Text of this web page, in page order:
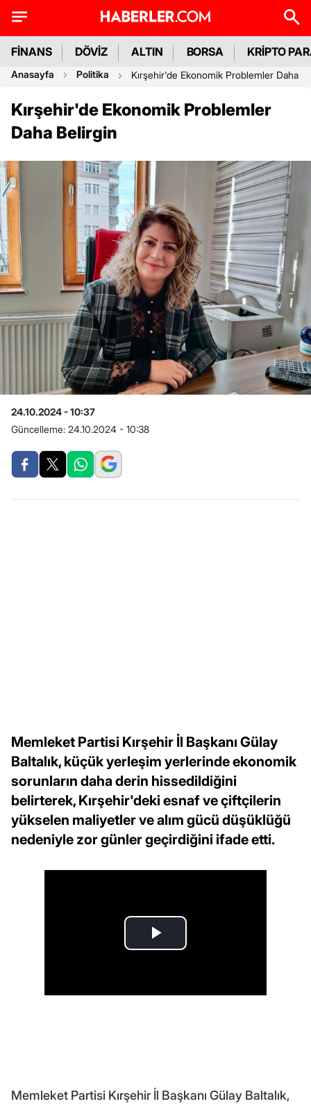
FİNANS DÖVİZ ALTIN BORSA KRİPTO
Anasayfa Politika Kırşehir'de Ekonomik Problemler Daha
Kırşehir'de Ekonomik Problemler
Daha Belirgin
24.10.2024 - 10:37
Güncelleme: 24.10.2024 - 10:38
Memleket Partisi Kırşehir İl Başkanı Gülay
Baltalık, küçük yerleşim yerlerinde ekonomik
sorunların daha derin hissedildiğini
belirterek, Kırşehir'deki esnaf ve çiftçilerin
yükselen maliyetler ve alım gücü düşüklüğü
nedeniyle zor günler geçirdiğini ifade etti.
Memleket Partisi Kırşehir İl Başkanı Gülay Baltalık,